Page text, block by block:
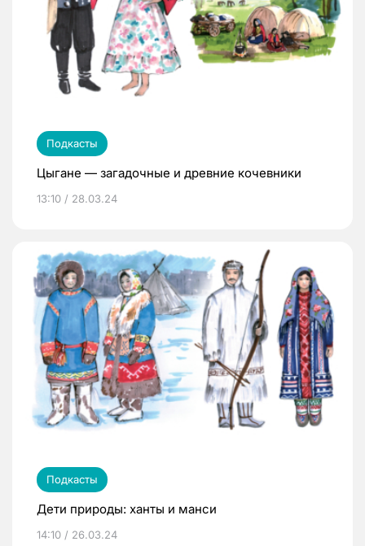
Подкасты
Цыгане — загадочные и древние кочевники
13:10 / 28.03.24
Подкасты
Дети природы: ханты и манси
14:10 / 26.03.24